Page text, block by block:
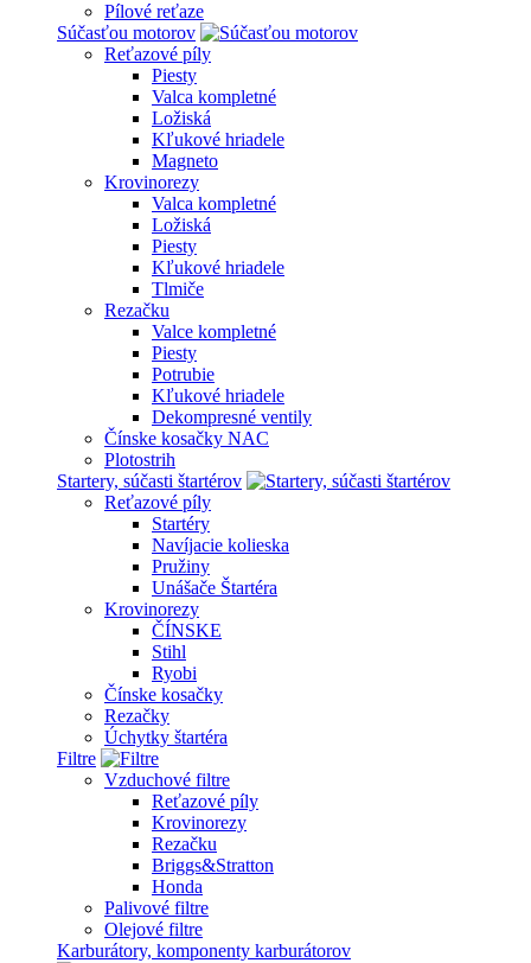
Pílové reťaze
Súčasťou motorov
Reťazové píly
Piesty
Valca kompletné
Ložiská
Kľukové hriadele
Magneto
Krovinorezy
Valca kompletné
Ložiská
Piesty
Kľukové hriadele
Tlmiče
Rezačku
Valce kompletné
Piesty
Potrubie
Kľukové hriadele
Dekompresné ventily
Čínske kosačky NAC
Plotostrih
Startery, súčasti štartérov
Reťazové píly
Startéry
Navíjacie kolieska
Pružiny
Unášače Štartéra
Krovinorezy
ČÍNSKE
Stihl
Ryobi
Čínske kosačky
Rezačky
Úchytky štartéra
Filtre
Vzduchové filtre
Reťazové píly
Krovinorezy
Rezačku
Briggs&Stratton
Honda
Palivové filtre
Olejové filtre
Karburátory, komponenty karburátorov